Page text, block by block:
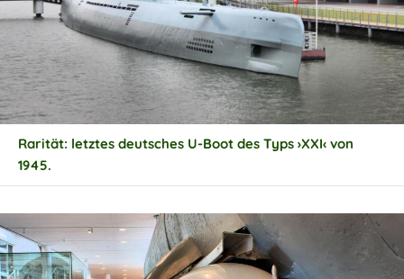
Rarität: letztes deutsches U-Boot des Typs ›XXI‹ von
1945.